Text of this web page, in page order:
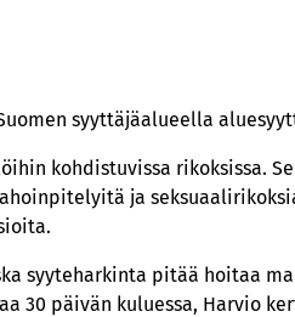
syyttäjäalueella
kohdistuvissa rikoksissa.
ja
syyteharkinta pitää hoitaa
30 päivän kuluessa, Harvio